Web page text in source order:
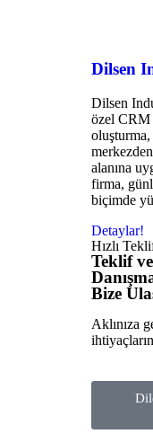
Dilsen
Dilsen
özel CRM
alanına
firma,
biçimde
Detaylar!
Hızlı
Teklif ve
Bize
Aklınıza